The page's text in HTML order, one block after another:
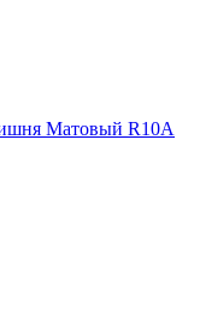
Матовый R10A